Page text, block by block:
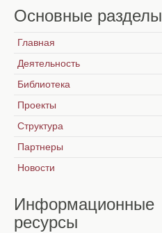
Основные разделы
Главная
Деятельность
Библиотека
Проекты
Структура
Партнеры
Новости
Информационные
ресурсы